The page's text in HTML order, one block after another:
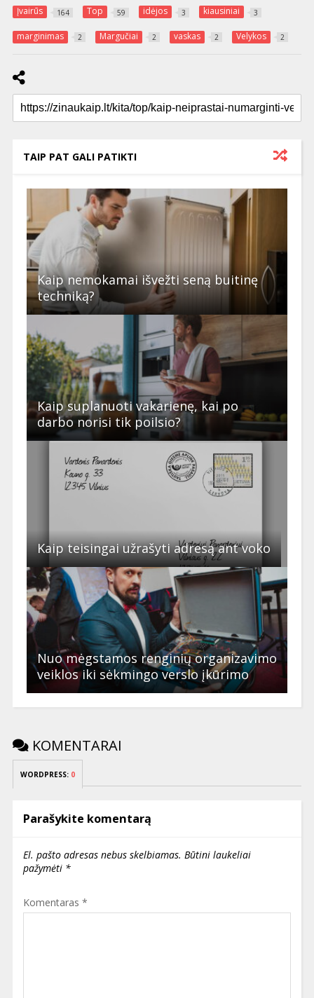
Įvairūs 164 Top 59 idėjos 3 kiausiniai 3
marginimas 2 Margučiai 2 vaskas 2 Velykos 2
TAIP PAT GALI PATIKTI
Kaip nemokamai išvežti seną buitinę
techniką?
Kaip suplanuoti vakarienę, kai po
darbo norisi tik poilsio?
Kaip teisingai užrašyti adresą ant voko
Nuo mėgstamos renginių organizavimo
veiklos iki sėkmingo verslo įkūrimo
KOMENTARAI
WORDPRESS: 0
Parašykite komentarą
El. pašto adresas nebus skelbiamas. Būtini laukeliai
pažymėti *
Komentaras *